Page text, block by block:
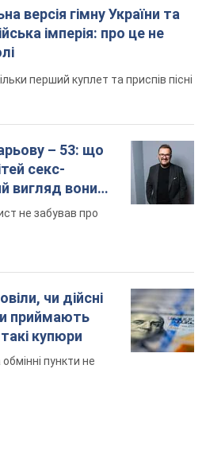
версія гімну України та
імперія: про це не
перший куплет та приспів пісні
– 53: що
секс-
вигляд вони
не забував про
чи дійсні
приймають
купюри
пункти не